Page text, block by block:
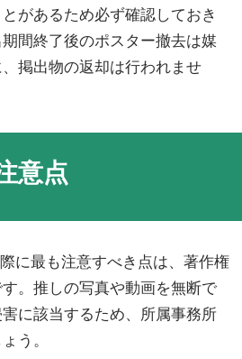
があるため必ず確認しておき
間終了後のポスター撤去は媒
掲出物の返却は行われませ
意点
に最も注意すべき点は、著作権
。推しの写真や動画を無断で
に該当するため、所属事務所
う。